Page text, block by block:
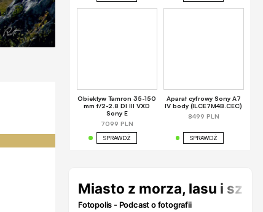
Obiektyw Tamron 35-150
mm f/2-2.8 DI III VXD
Sony E
7099 PLN
SPRAWDŹ
Aparat cyfrowy Sony A7
IV body (ILCE7M4B.CEC)
8499 PLN
SPRAWDŹ